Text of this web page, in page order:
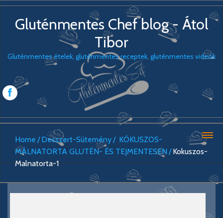
Gluténmentes Chef blog - Átol
Tibor
Gluténmentes ételek, gluténmentes receptek, gluténmentes videók
Home Desszert-Sütemény
KÓKUSZOS-
MÁLNATORTA GLUTÉN- ÉS TEJMENTESEN
Kokuszos-
Malnatorta-1